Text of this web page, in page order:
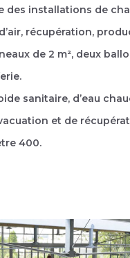
des installations de
récupération,
de 2 m², deux
sanitaire, d’eau
et de
400.